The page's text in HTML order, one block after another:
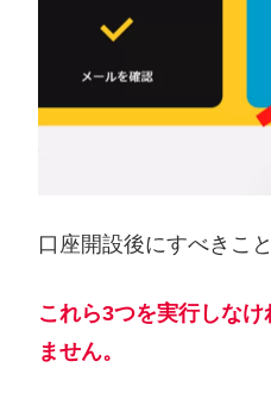
口座開設後にすべきこ
これら3つを実行しな
ません。